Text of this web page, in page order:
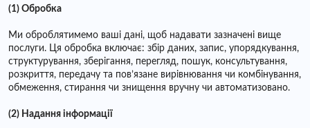
(1) Обробка
Ми оброблятимемо ваші дані, щоб надавати зазначені вище
послуги. Ця обробка включає: збір даних, запис, упорядкування,
структурування, зберігання, перегляд, пошук, консультування,
розкриття, передачу та пов’язане вирівнювання чи комбінування,
обмеження, стирання чи знищення вручну чи автоматизовано.
(2) Надання інформації